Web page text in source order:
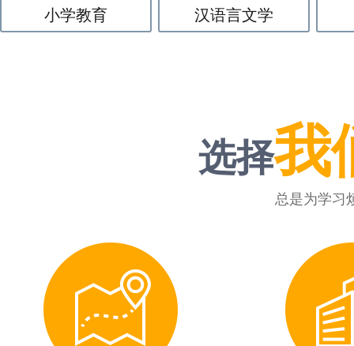
小学教育 汉语言文学
选择我
总是为学习